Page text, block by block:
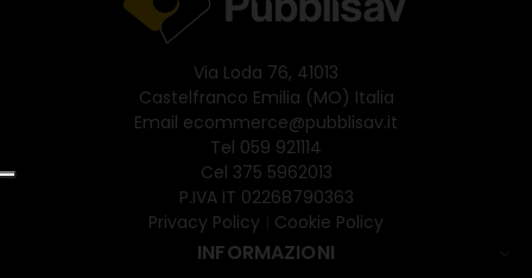
Via Loda 76, 41013
Castelfranco Emilia (MO) Italia
Email ecommerce@pubblisav.it
Tel 059 921114
Cel 375 5962013
P.IVA IT 02268790363
Privacy Policy
Cookie Policy
INFORMAZIONI